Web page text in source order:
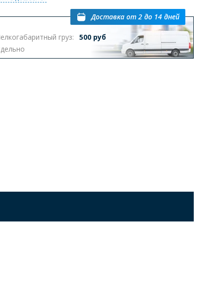
груз:
500 руб
Доставка от 2 до 14 дней